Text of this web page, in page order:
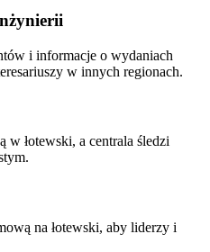
i informacje o wydaniach
w innych regionach.
w łotewski, a centrala śledzi
na łotewski, aby liderzy i